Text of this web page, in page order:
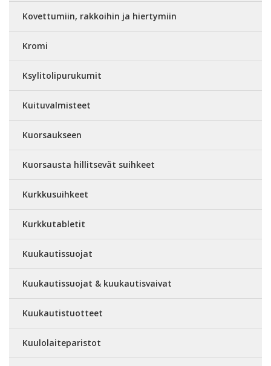
Kovettumiin, rakkoihin ja hiertymiin
Kromi
Ksylitolipurukumit
Kuituvalmisteet
Kuorsaukseen
Kuorsausta hillitsevät suihkeet
Kurkkusuihkeet
Kurkkutabletit
Kuukautissuojat
Kuukautissuojat & kuukautisvaivat
Kuukautistuotteet
Kuulolaiteparistot